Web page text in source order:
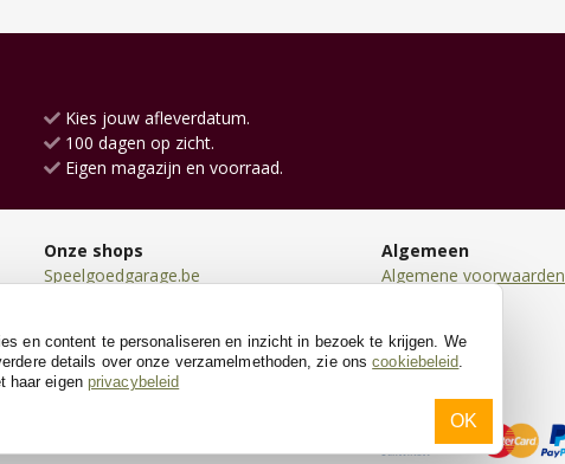
Kies jouw afleverdatum.
100 dagen op zicht.
Eigen magazijn en voorraad.
Onze shops
Speelgoedgarage.be
Loopfiets.be
Loopauto.be
Algemeen
Algemene voorwaarden
Cookies
en content te personaliseren en inzicht in bezoek te krijgen. We
details over onze verzamelmethoden, zie onscookiebeleid
haar eigen privacybeleid
OK